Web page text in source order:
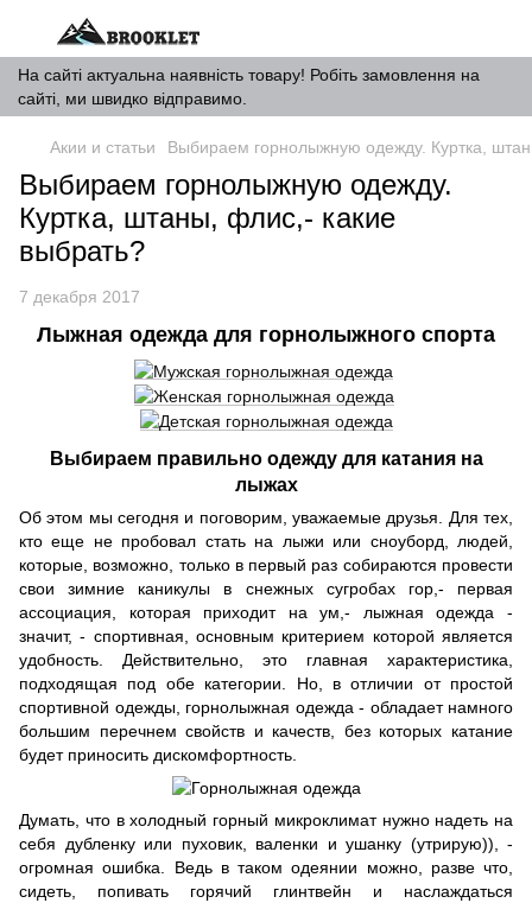
На сайті актуальна наявність товару! Робіть замовлення на
сайті, ми швидко відправимо.
Акии и статьи Выбираем горнолыжную одежду. Куртка,
Выбираем горнолыжную одежду.
Куртка, штаны, флис,- какие
выбрать?
7 декабря 2017
Лыжная одежда для горнолыжного спорта
Выбираем правильно одежду для катания на
лыжах
Об этом мы сегодня и поговорим, уважаемые друзья. Для тех,
кто еще не пробовал стать на лыжи или сноуборд, людей,
которые, возможно, только в первый раз собираются провести
свои зимние каникулы в снежных сугробах гор,- первая
ассоциация, которая приходит на ум,- лыжная одежда -
значит, - спортивная, основным критерием которой является
удобность. Действительно, это главная характеристика,
подходящая под обе категории. Но, в отличии от простой
спортивной одежды, горнолыжная одежда - обладает намного
большим перечнем свойств и качеств, без которых катание
будет приносить дискомфортность.
Думать, что в холодный горный микроклимат нужно надеть на
себя дубленку или пуховик, валенки и ушанку (утрирую)), -
огромная ошибка. Ведь в таком одеянии можно, разве что,
сидеть, попивать горячий глинтвейн и наслаждаться